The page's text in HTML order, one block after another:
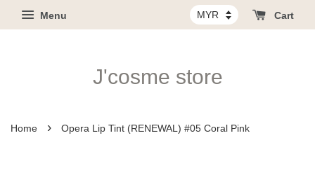
Menu Cart
J'cosme store
Home › Opera Lip Tint (RENEWAL) #05 Coral Pink